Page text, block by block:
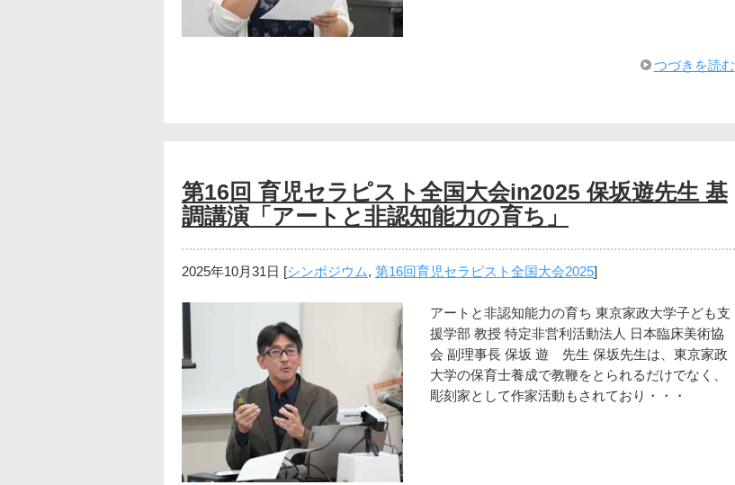
つづきを読む
第16回 育児セラピスト全国大会in2025 保坂遊先生 基
調講演「アートと非認知能力の育ち」
2025年10月31日 [シンポジウム, 第16回育児セラピスト全国大会2025]
アートと非認知能力の育ち 東京家政大学子ども支
援学部 教授 特定非営利活動法人 日本臨床美術協
会 副理事長 保坂 遊 先生 保坂先生は、東京家政
大学の保育士養成で教鞭をとられるだけでなく、
彫刻家として作家活動もされており・・・